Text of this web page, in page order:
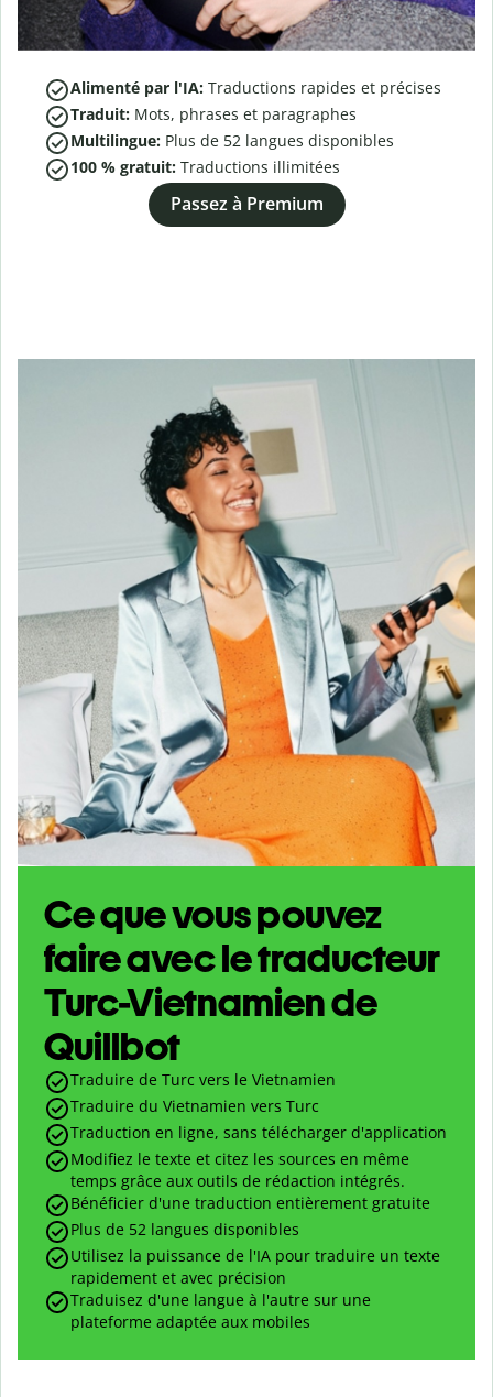
Alimenté par l'IA: Traductions rapides et précises
Traduit: Mots, phrases et paragraphes
Multilingue: Plus de 52 langues disponibles
100 % gratuit: Traductions illimitées
Passez à Premium
Ce que vous pouvez
faire avec le traducteur
Turc-Vietnamien de
Quillbot
Traduire de Turc vers le Vietnamien
Traduire du Vietnamien vers Turc
Traduction en ligne, sans télécharger d'application
Modifiez le texte et citez les sources en même
temps grâce aux outils de rédaction intégrés.
Bénéficier d'une traduction entièrement gratuite
Plus de 52 langues disponibles
Utilisez la puissance de l'IA pour traduire un texte
rapidement et avec précision
Traduisez d'une langue à l'autre sur une
plateforme adaptée aux mobiles